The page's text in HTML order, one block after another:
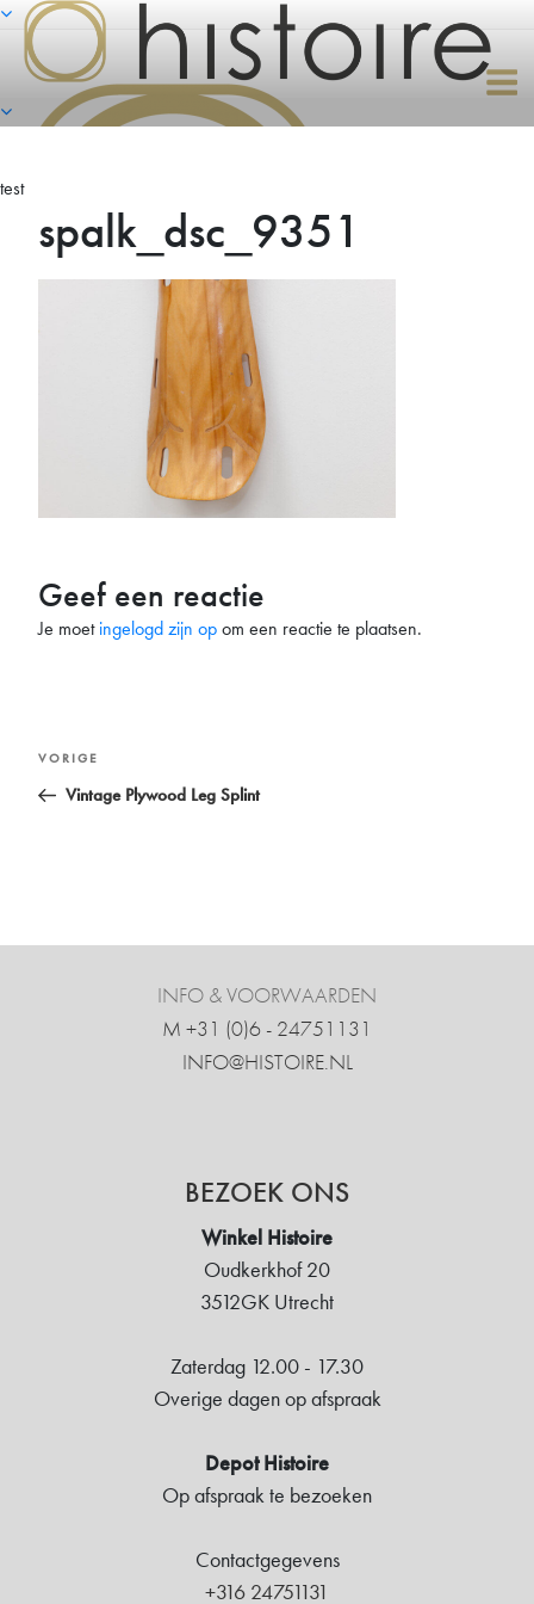
Naar
inhoud
springen
test
spalk_dsc_9351
Geef een reactie
Je moetingelogd zijn opom een reactie te plaatsen.
Bericht
navigatie
Vorig
bericht
VORIGE
Vintage Plywood Leg Splint
INFO & VOORWAARDEN
M +31 ‍(0)6 - 24751131
INFO@HISTOIRE.NL
BEZOEK ONS
Winkel Histoire
Oudkerkhof 20
3512GK Utrecht
Zaterdag 12.00 - 17.30
Overige dagen op afspraak
Depot Histoire
Op afspraak te bezoeken
Contactgegevens
+316 24751131